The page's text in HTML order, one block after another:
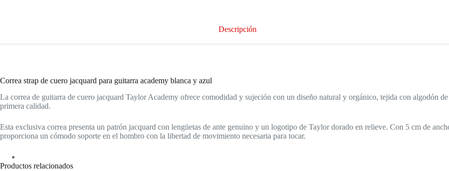
Descripción
Correa strap de cuero jacquard para guitarra academy blanca y azul
La correa de guitarra de cuero jacquard Taylor Academy ofrece comodidad y sujeción con un diseño natural y orgánico, tejida con algodón de
primera calidad.
Esta exclusiva correa presenta un patrón jacquard con lengüetas de ante genuino y un logotipo de Taylor dorado en relieve. Con 5 cm de
proporciona un cómodo soporte en el hombro con la libertad de movimiento necesaria para tocar.
Productos relacionados